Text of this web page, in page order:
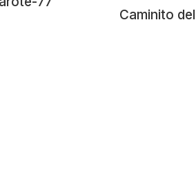
Caminito